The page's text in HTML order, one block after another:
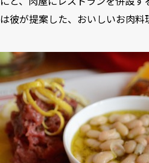
は彼が提案した、おいしいお肉料